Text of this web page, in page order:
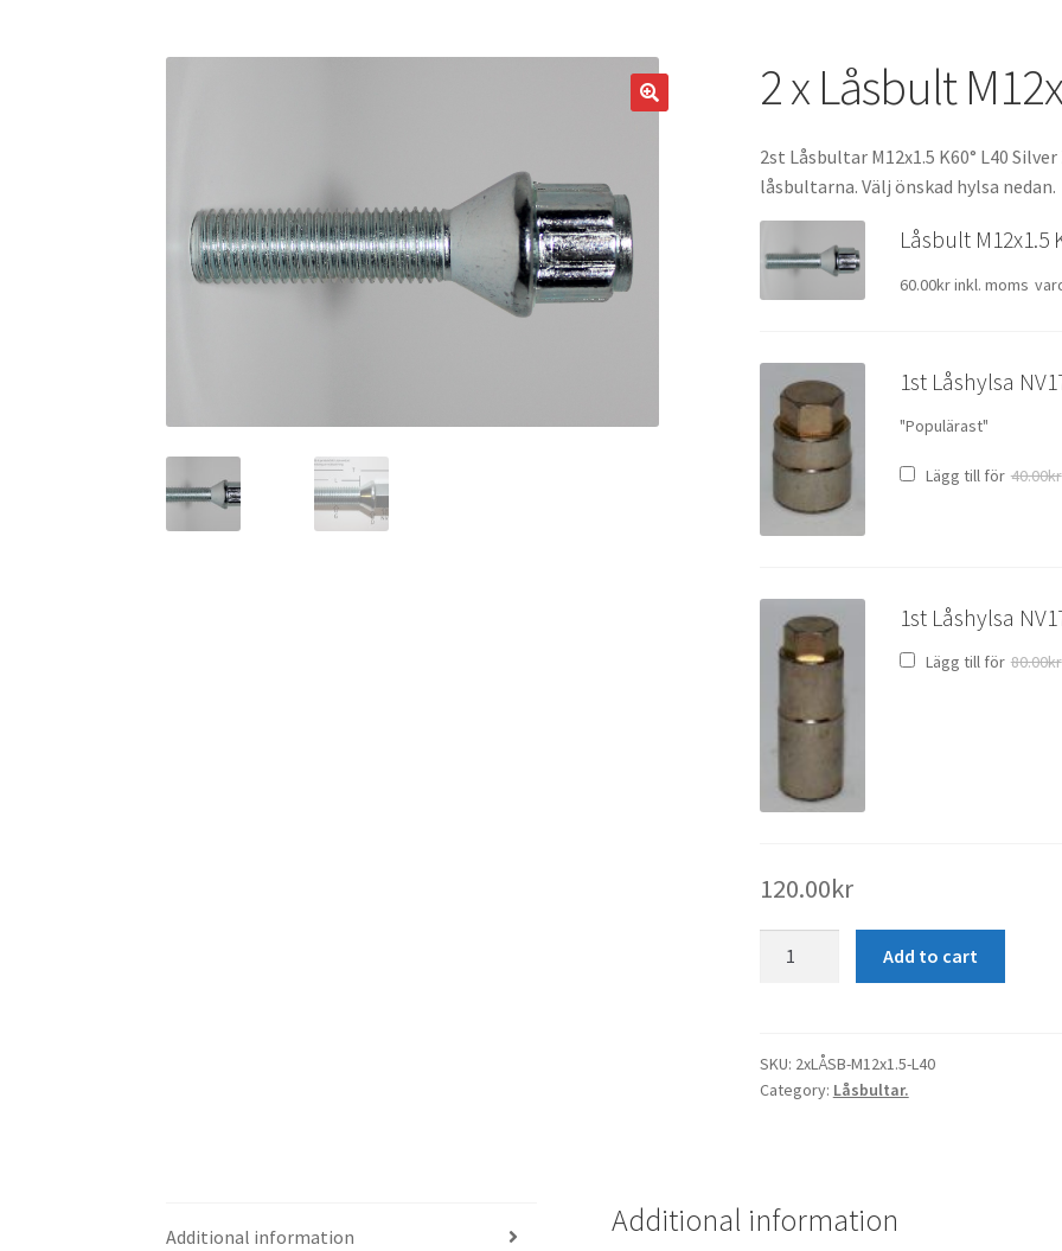
2 x Låsbult
2st Låsbultar M12x1.5 K60° L40
låsbultarna. Välj önskad hylsa nedan.
Låsbult M12x1.5
60.00krinkl. moms
1st Låshylsa
"Populärast"
Lägg till för 40.00kr
1st Låshylsa
Lägg till för 80.00kr
120.00kr
K60°
L40
Add to cart
SKU: 2xLÅSB-M12x1.5-L40
Category: Låsbultar.
Additional information Additional information